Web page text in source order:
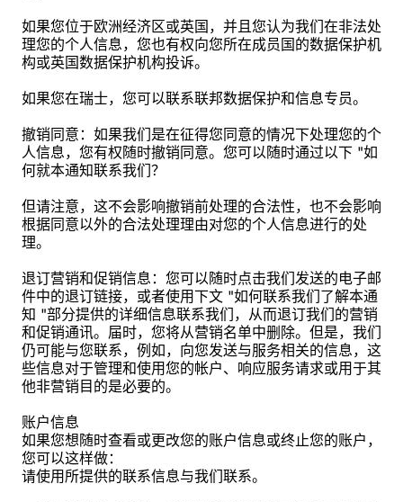
如果您位于欧洲经济区或英国，并且您认为我们在非法处
理您的个人信息，您也有权向您所在成员国的数据保护机
构或英国数据保护机构投诉。
如果您在瑞士，您可以联系联邦数据保护和信息专员。
撤销同意：如果我们是在征得您同意的情况下处理您的个
人信息，您有权随时撤销同意。您可以随时通过以下 "如
何就本通知联系我们？
但请注意，这不会影响撤销前处理的合法性，也不会影响
根据同意以外的合法处理理由对您的个人信息进行的处
理。
退订营销和促销信息：您可以随时点击我们发送的电子邮
件中的退订链接，或者使用下文 "如何联系我们了解本通
知 "部分提供的详细信息联系我们，从而退订我们的营销
和促销通讯。届时，您将从营销名单中删除。但是，我们
仍可能与您联系，例如，向您发送与服务相关的信息，这
些信息对于管理和使用您的帐户、响应服务请求或用于其
他非营销目的是必要的。
账户信息
如果您想随时查看或更改您的账户信息或终止您的账户，
您可以这样做：
请使用所提供的联系信息与我们联系。